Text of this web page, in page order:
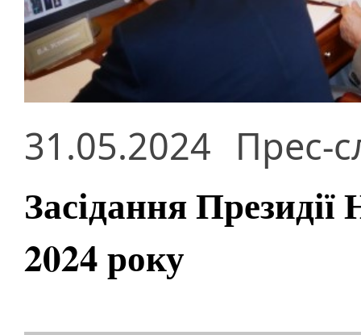
31.05.2024 Прес-
Засідання
2024 року